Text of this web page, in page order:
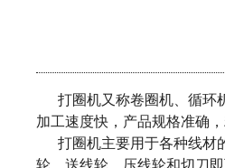
打圈机又称卷圈机、循环
加工速度快，产品规格准确
打圈机主要用于各种线材
轮、送线轮、压线轮和切刀